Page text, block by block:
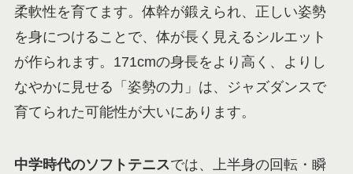
柔軟性を育てます。体幹が鍛えられ、正しい姿勢
を身につけることで、体が長く見えるシルエット
が作られます。171cmの身長をより高く、よりし
なやかに見せる「姿勢の力」は、ジャズダンスで
育てられた可能性が大いにあります。
中学時代のソフトテニスでは、上半身の回転・瞬